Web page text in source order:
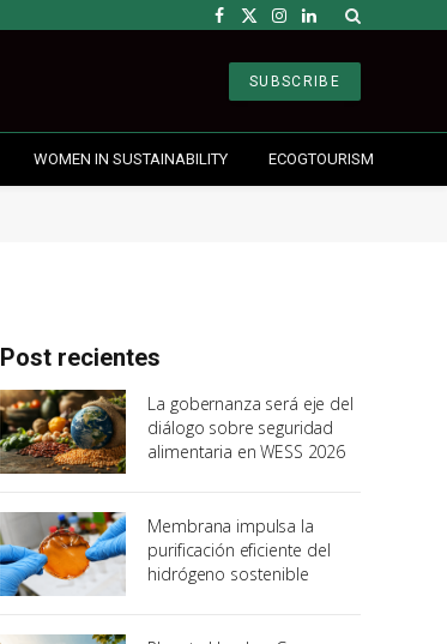
Facebook
X
Instagram
LinkedIn
SUBSCRIBE
WOMEN IN SUSTAINABILITY ECOGTOURISM
Post recientes
La gobernanza será eje del
diálogo sobre seguridad
alimentaria en WESS 2026
Membrana impulsa la
purificación eficiente del
hidrógeno sostenible